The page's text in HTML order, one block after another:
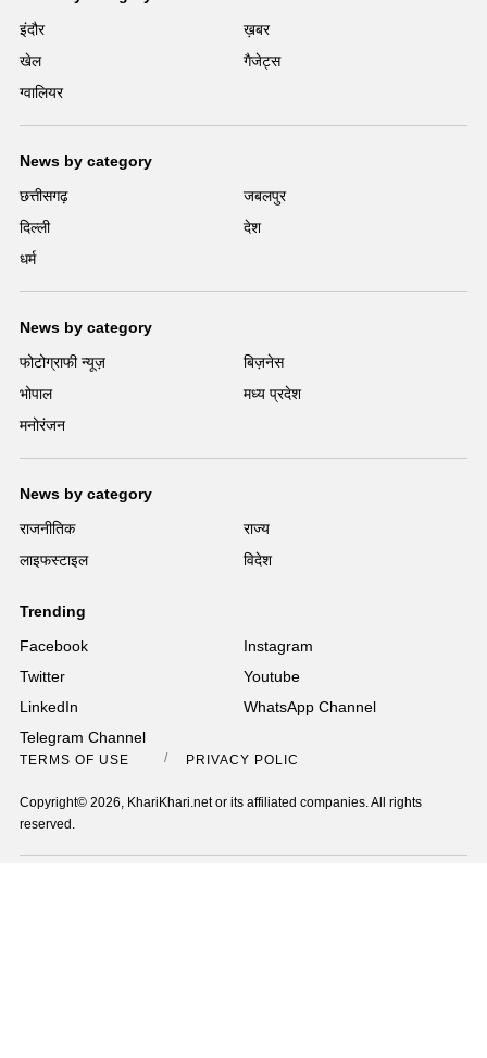
इंदौर
ख़बर
खेल
गैजेट्स
ग्वालियर
News by category
छत्तीसगढ़
जबलपुर
दिल्ली
देश
धर्म
News by category
फोटोग्राफी न्यूज़
बिज़नेस
भोपाल
मध्य प्रदेश
मनोरंजन
News by category
राजनीतिक
राज्य
लाइफस्टाइल
विदेश
Trending
Facebook
Instagram
Twitter
Youtube
LinkedIn
WhatsApp Channel
Telegram Channel
TERMS OF USE PRIVACY POLICY
Copyright© 2026, KhariKhari.net or its affiliated companies. All rights
reserved.